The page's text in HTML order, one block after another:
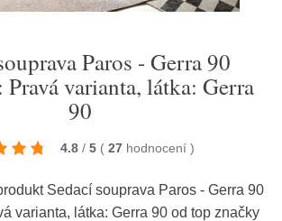
Paros - Gerra 90
Pravá varianta, látka: Gerra
90
4.8 / 5 ( 27 hodnocení )
Sedací souprava Paros - Gerra 90
varianta, látka: Gerra 90 od top značky